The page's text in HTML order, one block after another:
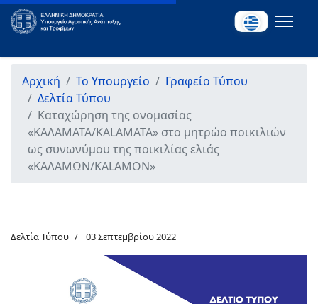
Αρχική Το Υπουργείο
Γραφείο Τύπου
Δελτία Τύπου
Καταχώρηση της ονομασίας
«ΚΑΛΑΜΑΤΑ/KALAMATA» στο μητρώο ποικιλιών
ως συνωνύμου της ποικιλίας ελιάς
«ΚΑΛΑΜΩΝ/KALAMON»
Δελτία Τύπου 03 Σεπτεμβρίου 2022